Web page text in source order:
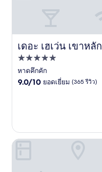
เดอะ เฮเว่น เขาหลัก
เดอะ เฮเว่น เขาหลัก
ที่พัก
5.0
ดาว
หาดคึกคัก
9.0
รีวิว)
9.0/10 ยอดเยี่ยม (365 รีวิว)
เอ็กซ์เท็น เขาหลัก